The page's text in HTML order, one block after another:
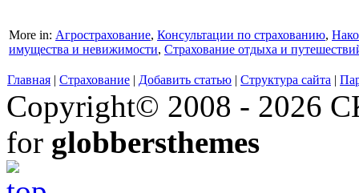
More in: Агрострахование, Консультации по страхованию,
имущества и невижимости, Страхование отдыха и
Главная | Страхование | Добавить статью | Структура сайта |
Copyright© 2008 - 2026
for globbersthemes